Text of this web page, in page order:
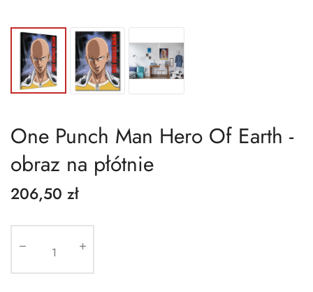
One Punch Man Hero Of Earth -
obraz na płótnie
206,50 zł